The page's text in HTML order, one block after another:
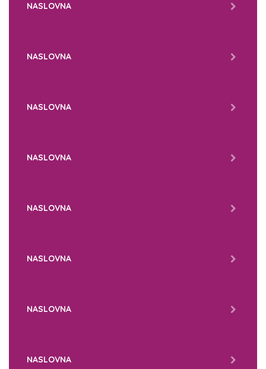
NASLOVNA
NASLOVNA
NASLOVNA
NASLOVNA
NASLOVNA
NASLOVNA
NASLOVNA
NASLOVNA